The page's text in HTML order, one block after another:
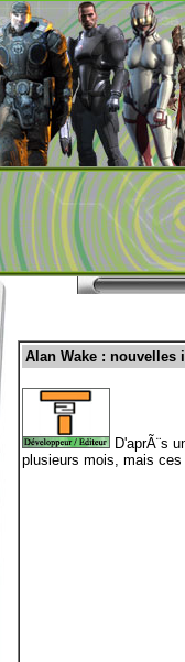
Alan Wake : nouvelles
D'aprÃ¨s
plusieurs mois, mais